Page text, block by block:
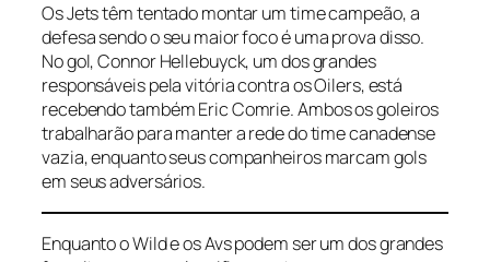
Os Jets têm tentado montar um time campeão, a
defesa sendo o seu maior foco é uma prova disso.
No gol, Connor Hellebuyck, um dos grandes
responsáveis pela vitória contra os Oilers, está
recebendo também Eric Comrie. Ambos os goleiros
trabalharão para manter a rede do time canadense
vazia, enquanto seus companheiros marcam gols
em seus adversários.
Enquanto o Wild e os Avs podem ser um dos grandes